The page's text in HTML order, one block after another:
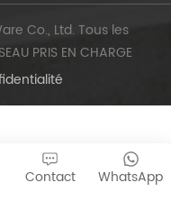
Co., Ltd. Tous les
PRIS EN CHARGE
WhatsApp
Contact